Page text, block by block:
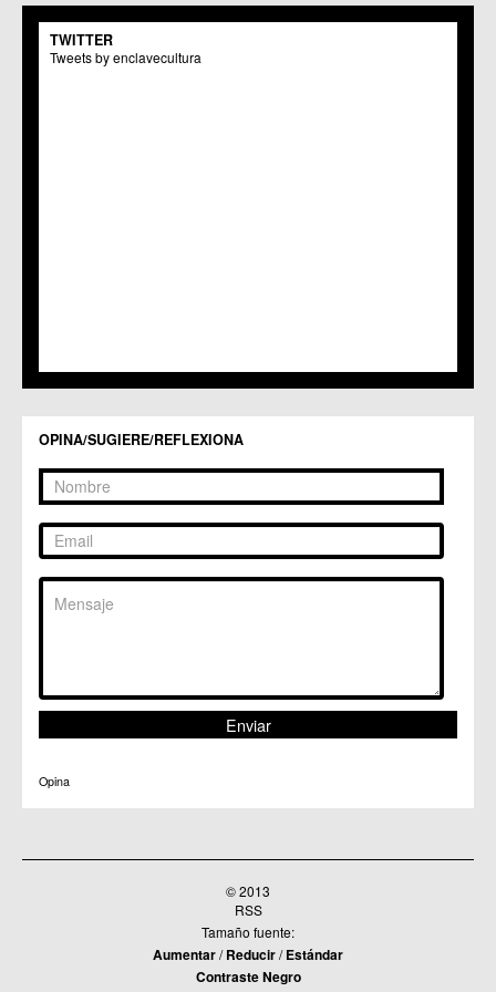
C.M. El Carmen
Centros Culturales
C.C. Puertas de Castilla
C.C. Zarandona
TWITTER
Tweets by enclavecultura
OPINA/SUGIERE/REFLEXIONA
Opina
© 2013
RSS
Tamaño fuente:
Aumentar/Reducir/Estándar
Contraste Negro